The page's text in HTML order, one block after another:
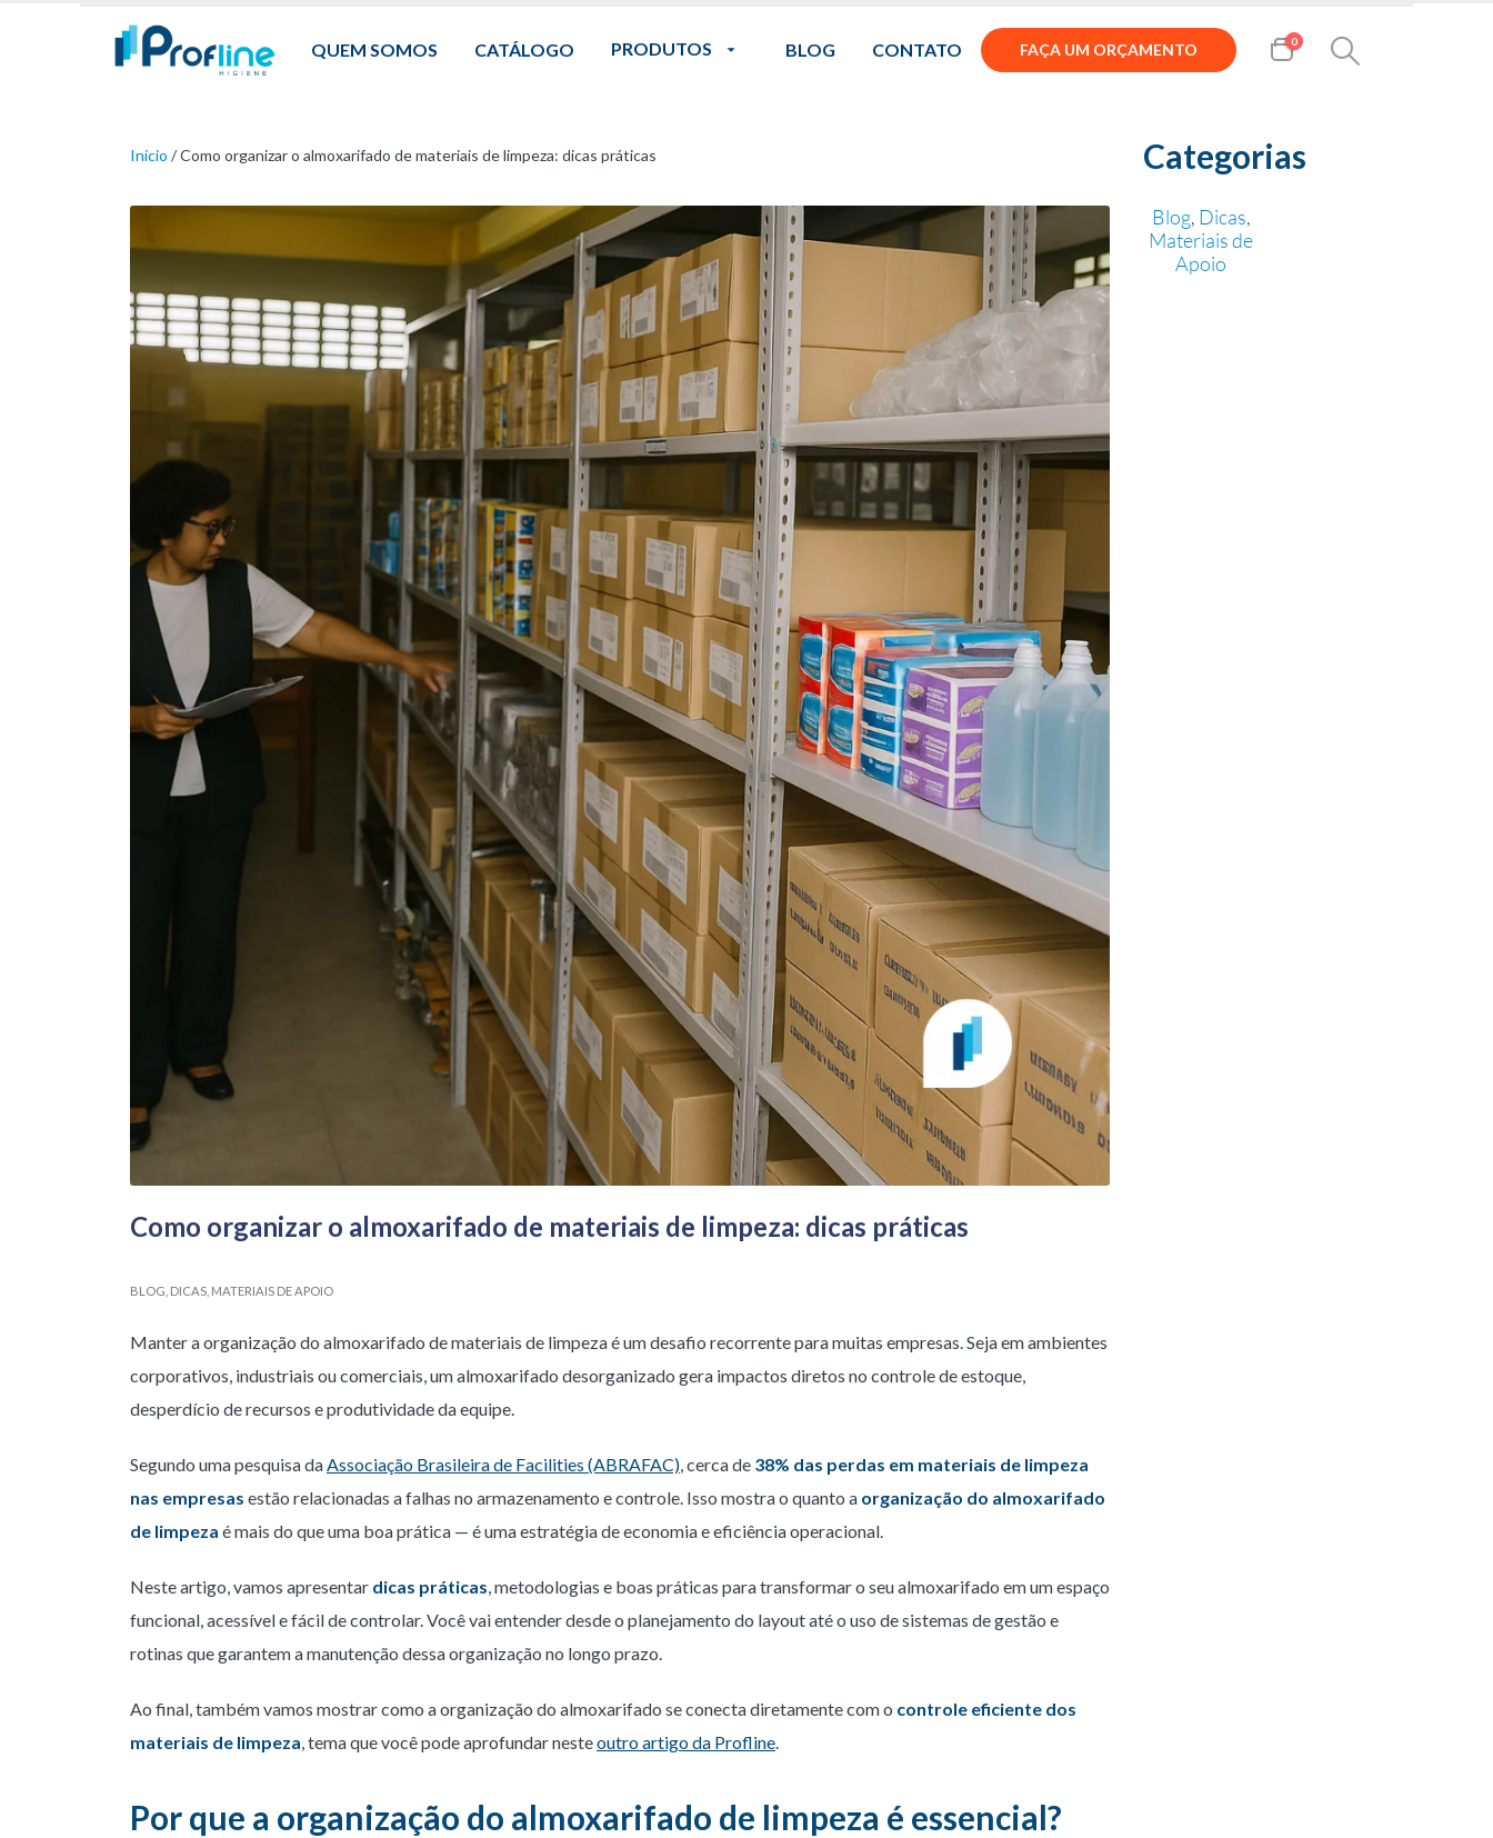
QUEM SOMOS CATÁLOGO PRODUTOS BLOG CONTATO FAÇA UM ORÇAMENTO 0
Início /Como organizar o almoxarifado de materiais de limpeza: dicas práticas
Como organizar o almoxarifado de materiais de limpeza: dicas práticas
BLOG DICAS MATERIAIS DE APOIO
Manter a organização do almoxarifado de materiais de limpeza é um desafio recorrente para muitas empresas. Seja em ambientes
corporativos, industriais ou comerciais, um almoxarifado desorganizado gera impactos diretos no controle de estoque,
desperdício de recursos e produtividade da equipe.
Segundo uma pesquisa daAssociação Brasileira de Facilities (ABRAFAC), cerca de 38% das perdas em materiais de limpeza
nas empresas estão relacionadas a falhas no armazenamento e controle. Isso mostra o quanto a organização do almoxarifado
de limpeza é mais do que uma boa prática — é uma estratégia de economia e eficiência operacional.
Neste artigo, vamos apresentar dicas práticas, metodologias e boas práticas para transformar o seu almoxarifado em um espaço
funcional, acessível e fácil de controlar. Você vai entender desde o planejamento do layout até o uso de sistemas de gestão e
rotinas que garantem a manutenção dessa organização no longo prazo.
Ao final, também vamos mostrar como a organização do almoxarifado se conecta diretamente com o controle eficiente dos
materiais de limpeza, tema que você pode aprofundar nesteoutro artigo da Profline.
Por que a organização do almoxarifado de limpeza é essencial?
Categorias
Blog, Dicas,
Materiais de
Apoio